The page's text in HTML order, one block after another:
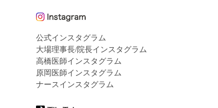
公式インスタグラム
大場理事長/院長インスタグラム
高橋医師インスタグラム
原岡医師インスタグラム
ナースインスタグラム